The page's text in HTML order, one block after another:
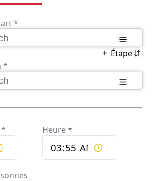
atouts de ce service est sa capacité
spécifiques de chaque client.
sont variés, allant de la berline
d’affaires aux véhicules plus
familles ou les groupes. Chaque trajet
une expérience de voyage sereine,
pittoresques.
d’un chauffeur
Cazaux